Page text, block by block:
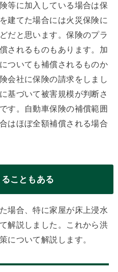
等に加入している場合は保
建てた場合には火災保険に
だと思います。保険のプラ
されるものもあります。加
ついても補償されるものか
会社に保険の請求をしまし
基づいて被害規模が判断さ
す。自動車保険の補償範囲
はほぼ全額補償される場合
こともある
場合、特に家屋が床上浸水
解説しました。これから洪
について解説します。